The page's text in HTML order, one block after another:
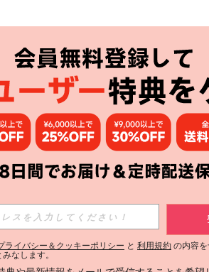
アプリ
ライバシー＆クッキーポリシー と 利用規約 の内容
なします。